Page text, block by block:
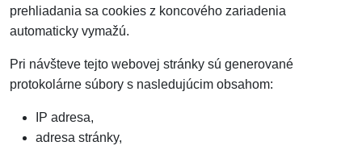
prehliadania sa cookies z koncového zariadenia
automaticky vymažú.
Pri návšteve tejto webovej stránky sú generované
protokolárne súbory s nasledujúcim obsahom:
IP adresa,
adresa stránky,